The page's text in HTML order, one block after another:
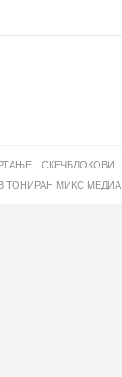
СКЕЧБЛОКОВИ
ТОНИРАН МИКС МЕДИА